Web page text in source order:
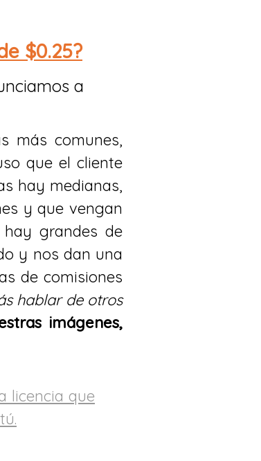
$0.25?
a
más comunes,
que el cliente
hay medianas,
y que vengan
grandes de
y nos dan una
de comisiones
hablar de otros
imágenes,
licencia que